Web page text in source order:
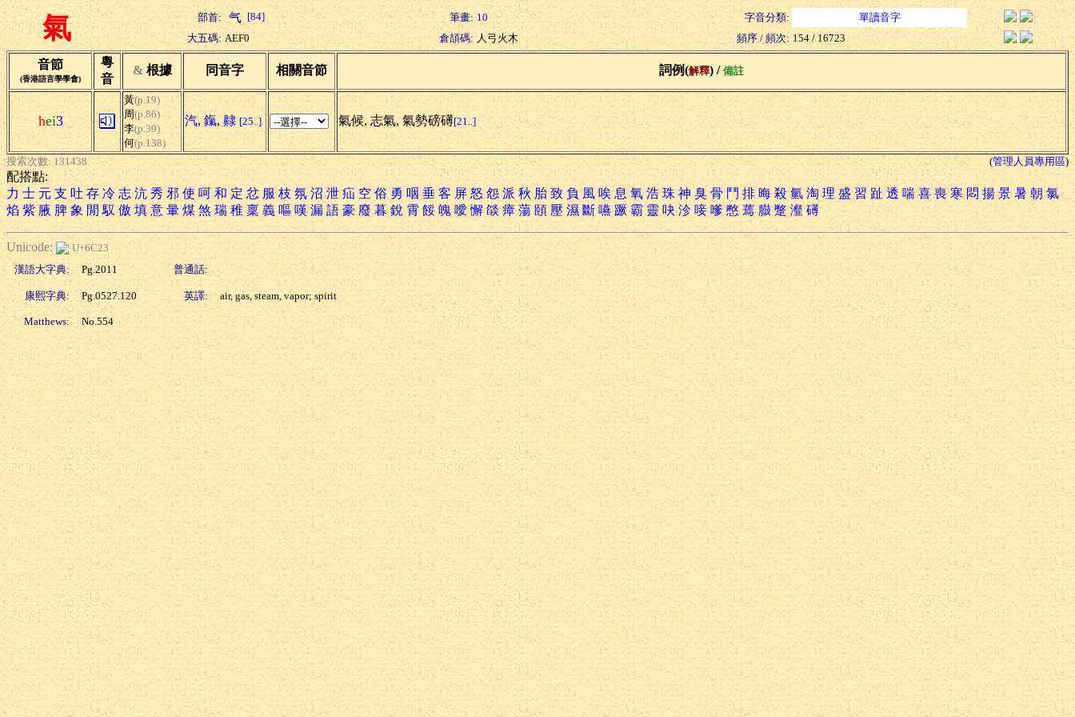
氣 部首: [84] 筆畫: 10 字音分類:
單讀音字
大五碼: AEF0 倉頡碼: 人弓火木 頻序 / 頻次: 154 / 16723
音節
(香港語言學學會)
粵
音
& 根據 同音字 相關音節 詞例(解釋) / 備註
hei3
黃(p.19)
周(p.86)
李(p.39)
何(p.138)
汽, 鎎, 齂 [25..] 氣候, 志氣, 氣勢磅礡[21..]
搜索次數: 131438 (管理人員專用區)
配搭點:
力 士 元 支 吐 存 冷 志 沆 秀 邪 使 呵 和 定 忿 服 枝 氛 沼 泄 疝 空 俗 勇 咽 垂 客 屏 怒 怨 派 秋 胎 致 負 風 唉 息 氧 浩 珠 神 臭 骨 鬥 排 晦 殺 氫 淘 理 盛 習 趾 透 喘 喜 喪 寒 悶 揚 景 暑 朝 氯
焰 紫 腋 脾 象 閒 馭 傲 填 意 暈 煤 煞 瑞 稚 稟 義 嘔 嘆 漏 語 豪 廢 暮 銳 霄 餒 魄 噯 懈 燄 瘴 蕩 頤 壓 濕 斷 嚥 蹶 霸 靈 吷 沴 唼 嗲 憋 蔫 臌 蹩 瀣 礡
Unicode:
U+6C23
漢語大字典:
Pg.2011 普通話:
康熙字典: Pg.0527.120 英譯: air, gas, steam, vapor; spirit
Matthews: No.554